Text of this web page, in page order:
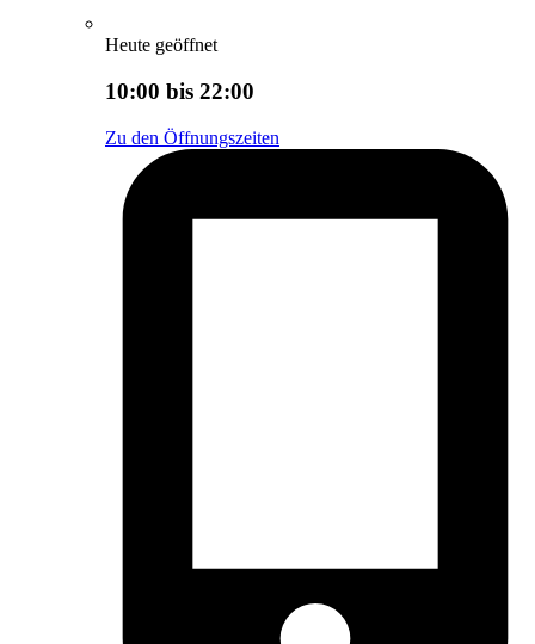
Heute geöffnet
10:00 bis 22:00
Zu den Öffnungszeiten